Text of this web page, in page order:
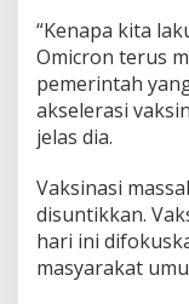
“Kenapa kita
Omicron terus
pemerintah
akselerasi
jelas dia.
Vaksinasi
disuntikkan.
hari ini
masyarakat